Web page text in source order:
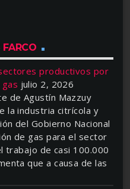
productivos por
julio 2, 2026
de Agustín Mazzuy
la industria citrícola y
del Gobierno Nacional
de gas para el sector
trabajo de casi 100.000
que a causa de las